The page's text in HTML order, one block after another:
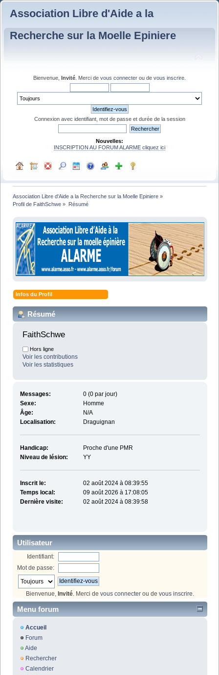
Association Libre d'Aide a la
Recherche sur la Moelle Epiniere
Bienvenue, Invité . Merci de vous connecter ou de vous inscrire
Connexion avec identifiant, mot de passe et durée de la session
Nouvelles:
INSCRIPTION AU FORUM ALARME cliquez ici
Association Libre d'Aide a la Recherche sur la Moelle Epiniere »
Profil de FaithSchwe » Résumé
Infos du Profil
Résumé
FaithSchwe
Hors ligne
Voir les contributions
Voir les statistiques
Messages:
0 (0 par jour)
Sexe:
Homme
Âge:
N/A
Localisation:
Draguignan
Handicap:
Proche d'une PMR
Niveau de lésion:
YY
Inscrit le:
02 août 2024 à 08:39:55
Temps local:
09 août 2026 à 17:08:05
Dernière visite:
02 août 2024 à 08:39:58
Utilisateur
Identifiant:
Mot de passe:
Bienvenue, Invité . Merci de vous connecter ou de vous inscrire
Menu forum
Accueil
Forum
Aide
Rechercher
Calendrier